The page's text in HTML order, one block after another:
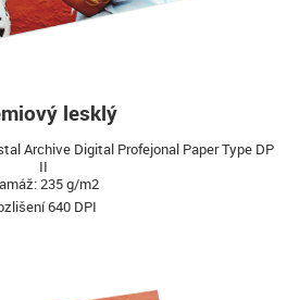
lesklý
Archive Digital Profejonal Paper Type DP
II
235 g/m2
640 DPI